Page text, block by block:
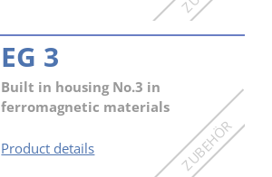
EG 3
Built in housing No.3 in
ferromagnetic materials
Product detailsEG